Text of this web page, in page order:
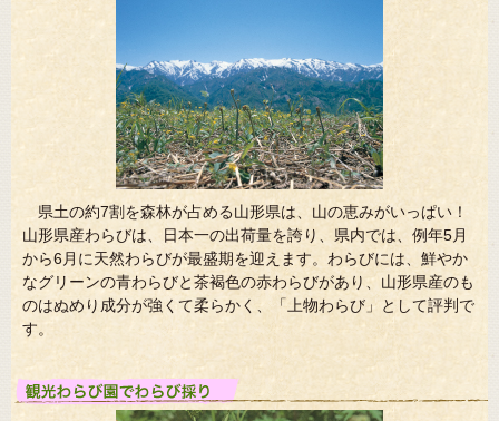
県土の約7割を森林が占める山形県は、山の恵みがいっぱい！
山形県産わらびは、日本一の出荷量を誇り、県内では、例年5月
から6月に天然わらびが最盛期を迎えます。わらびには、鮮やか
なグリーンの青わらびと茶褐色の赤わらびがあり、山形県産のも
のはぬめり成分が強くて柔らかく、「上物わらび」として評判で
す。